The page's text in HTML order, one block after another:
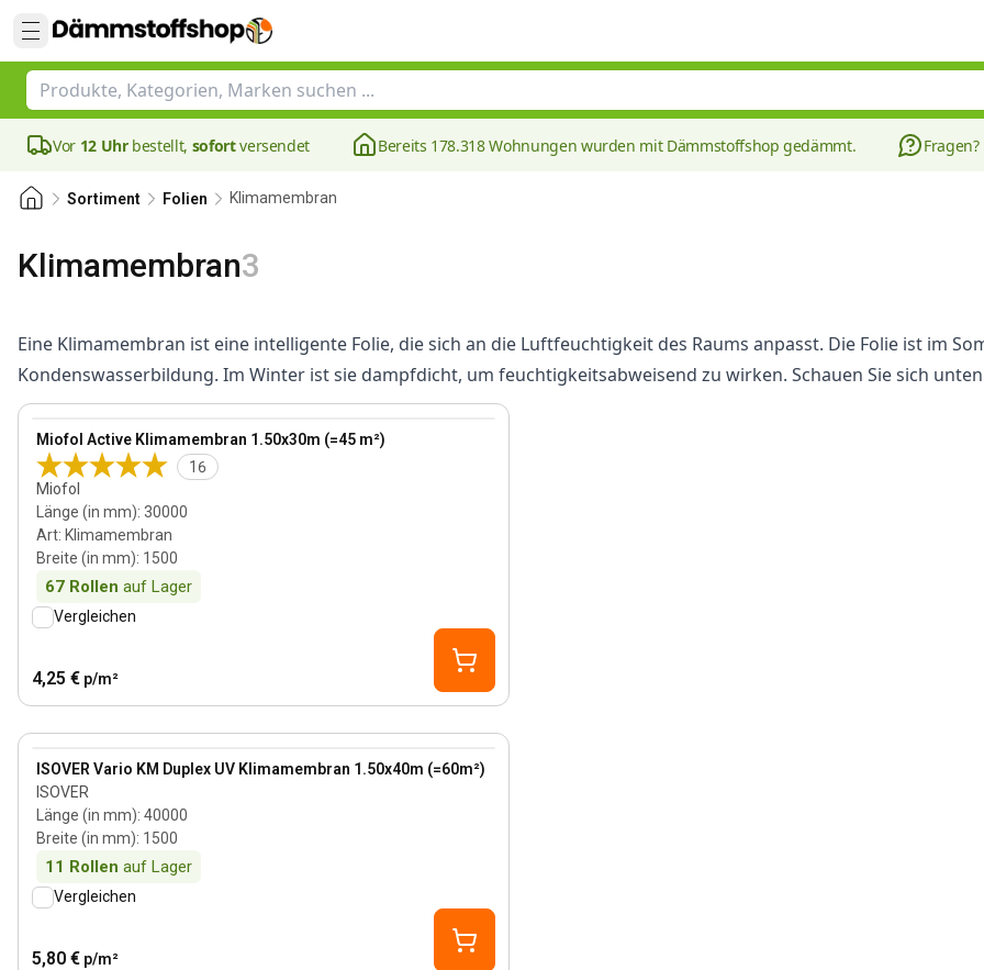
Vor 12 Uhrbestellt, sofortversendet Bereits 178.318 Wohnungen wurden mit Dämmstoffshop gedämmt. Fragen?
Sortiment Folien Klimamembran
Klimamembran3
Eine Klimamembran ist eine intelligente Folie, die sich an die Luftfeuchtigkeit des Raums anpasst. Die Folie ist im
Kondenswasserbildung. Im Winter ist sie dampfdicht, um feuchtigkeitsabweisend zu wirken. Schauen Sie sich
Miofol Active Klimamembran 1.50x30m (=45 m²)
16
Miofol
Länge (in mm): 30000
Art: Klimamembran
Breite (in mm): 1500
67 Rollen auf Lager
View product
Vergleichen
4,25 € p/m²
ISOVER Vario KM Duplex UV Klimamembran 1.50x40m (=60m²)
ISOVER
Länge (in mm): 40000
Breite (in mm): 1500
11 Rollen auf Lager
View product
Vergleichen
5,80 € p/m²